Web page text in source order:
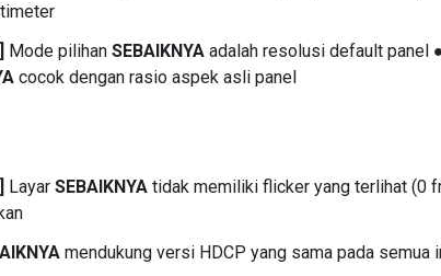
Mode pilihan SEBAIKNYA adalah resolusi default panel ●
cocok dengan rasio aspek asli panel
Layar SEBAIKNYA tidak memiliki flicker yang terlihat (0
mendukung versi HDCP yang sama pada semua